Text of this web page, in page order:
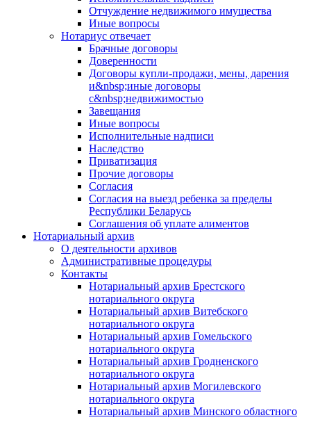
Отчуждение недвижимого имущества
Иные вопросы
Нотариус отвечает
Брачные договоры
Доверенности
Договоры купли-продажи, мены, дарения
и&nbsp;иные договоры
с&nbsp;недвижимостью
Завещания
Иные вопросы
Исполнительные надписи
Наследство
Приватизация
Прочие договоры
Согласия
Согласия на выезд ребенка за пределы
Республики Беларусь
Соглашения об уплате алиментов
Нотариальный архив
О деятельности архивов
Административные процедуры
Контакты
Нотариальный архив Брестского
нотариального округа
Нотариальный архив Витебского
нотариального округа
Нотариальный архив Гомельского
нотариального округа
Нотариальный архив Гродненского
нотариального округа
Нотариальный архив Могилевского
нотариального округа
Нотариальный архив Минского областного